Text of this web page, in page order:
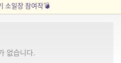
소일장 참여작💣
없습니다.